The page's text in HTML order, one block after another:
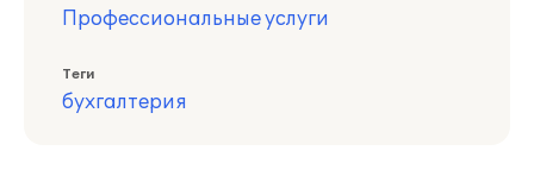
Профессиональные услуги
Теги
бухгалтерия